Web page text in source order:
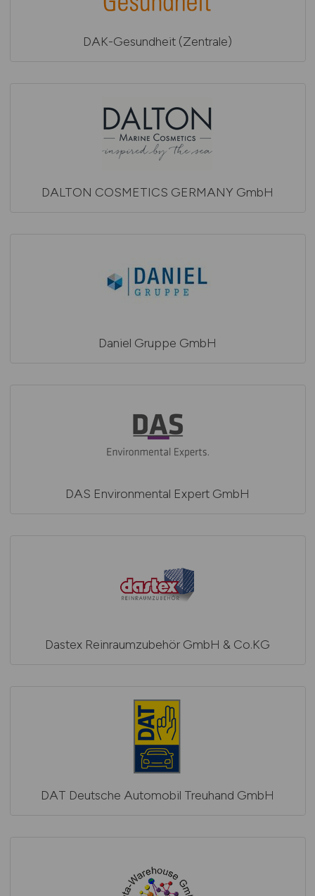
DAK-Gesundheit (Zentrale)
DALTON COSMETICS GERMANY GmbH
Daniel Gruppe GmbH
DAS Environmental Expert GmbH
Dastex Reinraumzubehör GmbH & Co.KG
DAT Deutsche Automobil Treuhand GmbH